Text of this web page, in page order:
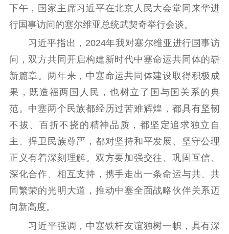
江苏文脉
资料下载
主题宣传 对外宣传
新闻发布
记者之家
品牌栏目
文化文艺
精品生产 文化惠民
文化传承
文化交流
体制改革
文化产业
紫金文化艺术节
品牌活动 紫艺舞台
精神文明
文明创建
下午，国家主席习近平在北京人民大会堂同来华进
行国事访问的塞尔维亚总统武契奇举行会谈。
习近平指出，2024年我对塞尔维亚进行国事访
问，双方共同开启构建新时代中塞命运共同体的崭
新篇章。两年来，中塞命运共同体建设取得积极成
果，既造福两国人民，也树立了国与国关系的典
范。中塞两个民族都经历过苦难辉煌，都具有坚韧
不拔、百折不挠的精神品质，都坚定追求独立自
主、捍卫民族尊严，都对坚持和平发展、坚守公理
正义有着深刻理解。双方要加强交往、巩固互信、
深化合作、相互支持，携手走出一条命运与共、共
同繁荣的光明大道，推动中塞全面战略伙伴关系迈
向新高度。
习近平强调，中塞铁杆友谊独树一帜，具有深